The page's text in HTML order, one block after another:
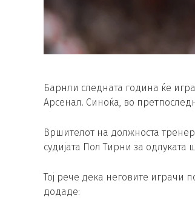
Барнли следната година ќе
Арсенал. Синоќа, во
Вршителот на должноста
судијата Пол Тирни за
Тој рече дека неговите играчи
додаде: